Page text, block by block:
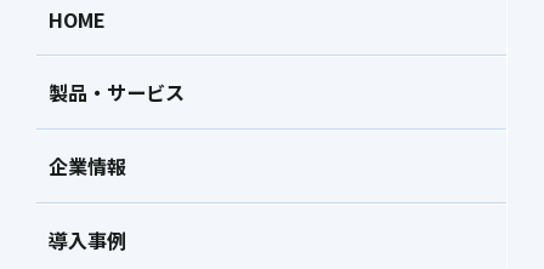
HOME
製品・サービス
企業情報
導入事例